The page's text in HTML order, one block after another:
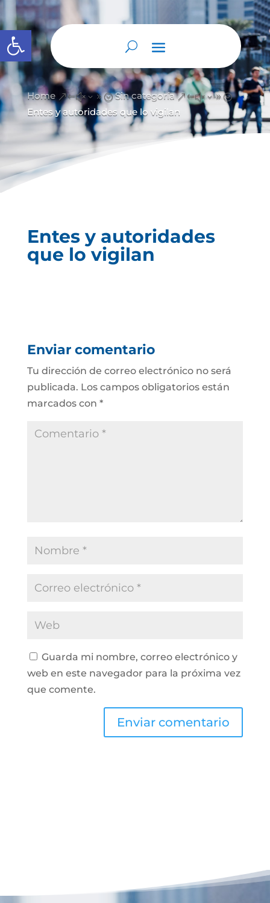
Abrir barra de herramientas
Home &#x39; Sin categoría &#x39;
Entes y autoridades que lo vigilan
Entes y autoridades
que lo vigilan
Enviar comentario
Tu dirección de correo electrónico no será
publicada. Los campos obligatorios están
marcados con *
Guarda mi nombre, correo electrónico y
web en este navegador para la próxima vez
que comente.